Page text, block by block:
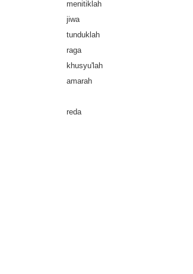
menitiklah
jiwa
tunduklah
raga
khusyu'lah
amarah
reda